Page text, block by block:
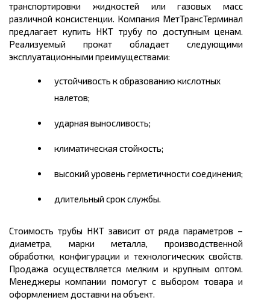
транспортировки жидкостей или газовых масс
различной консистенции. Компания МетТрансТерминал
предлагает купить НКТ трубу по доступным ценам.
Реализуемый прокат обладает следующими
эксплуатационными преимуществами:
устойчивость к образованию кислотных
налетов;
ударная выносливость;
климатическая стойкость;
высокий уровень герметичности соединения;
длительный срок службы.
Стоимость трубы НКТ зависит от ряда параметров –
диаметра, марки металла, производственной
обработки, конфигурации и технологических свойств.
Продажа осуществляется мелким и крупным оптом.
Менеджеры компании помогут с выбором товара и
оформлением доставки на объект.